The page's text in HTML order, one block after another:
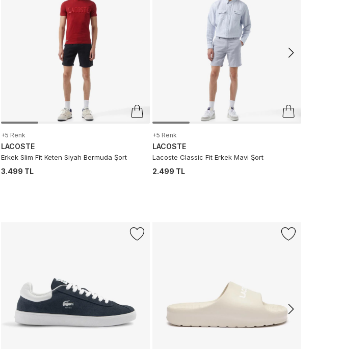
+5 Renk
LACOSTE
Erkek Slim Fit Keten Siyah Bermuda Şort
3.499 TL
+5 Renk
LACOSTE
Lacoste Classic Fit Erkek Mavi Şort
2.499 TL